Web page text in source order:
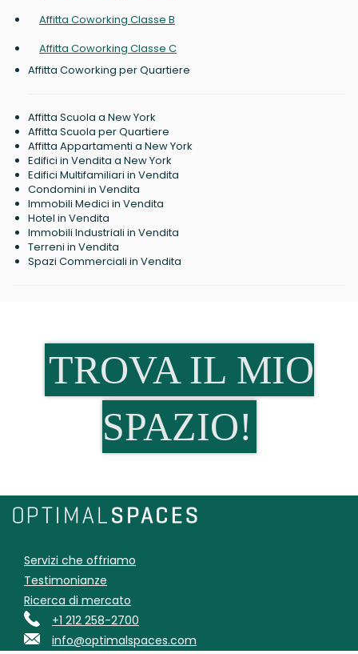
Affitta Coworking Classe B
Affitta Coworking Classe C
Affitta Coworking per Quartiere
Affitta Scuola a New York
Affitta Scuola per Quartiere
Affitta Appartamenti a New York
Edifici in Vendita a New York
Edifici Multifamiliari in Vendita
Condomini in Vendita
Immobili Medici in Vendita
Hotel in Vendita
Immobili Industriali in Vendita
Terreni in Vendita
Spazi Commerciali in Vendita
TROVA IL MIO
SPAZIO!
Servizi che offriamo
Testimonianze
Ricerca di mercato
+1 212 258-2700
info@optimalspaces.com